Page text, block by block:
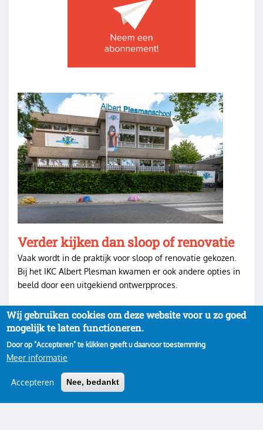
Image
Verder kijken dan sloop of renovatie
Vaak wordt in de praktijk voor sloop of renovatie gekozen.
Bij het IKC Albert Plesman kwamen er ook andere opties in
beeld door een uitgekiend ontwerpproces.
Gebruikersmenu
Privacy Inloggen
Wij gebruiken cookies om deze website voor u zo goed
mogelijk te laten functioneren.
Door op "Accepteren" te klikken geeft u daarvoor toestemming
Meer informatie
Accepteren Nee, bedankt